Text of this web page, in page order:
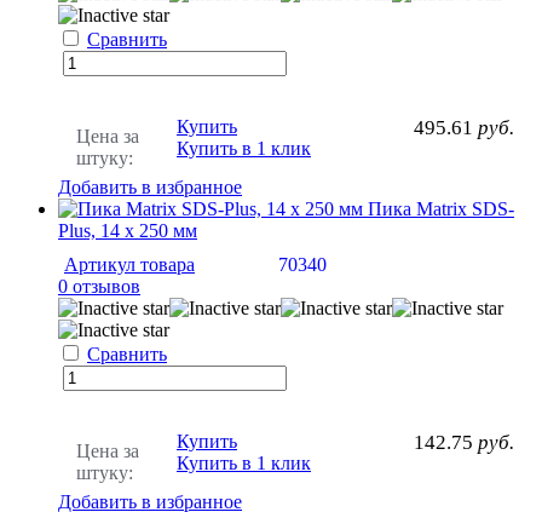
Сравнить
Цена за
штуку:
495.61 руб.
Купить
Купить в 1 клик
Добавить в избранное
Пика Matrix SDS-
Plus, 14 х 250 мм
Артикул товара
70340
0 отзывов
Сравнить
Цена за
штуку:
142.75 руб.
Купить
Купить в 1 клик
Добавить в избранное